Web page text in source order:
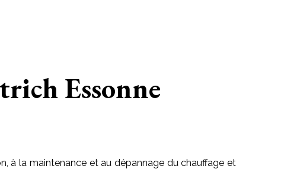
Essonne
à la maintenance et au dépannage du chauffage et